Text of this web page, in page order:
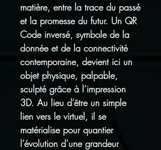
matière, entre la trace du passé
et la promesse du futur. Un QR
Code inversé, symbole de la
donnée et de la connectivité
contemporaine, devient ici un
objet physique, palpable,
sculpté grâce à l’impression
3D. Au lieu d’être un simple
lien vers le virtuel, il se
matérialise pour quantier
l’évolution d’une grandeur